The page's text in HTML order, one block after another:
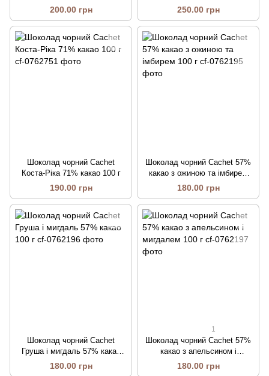
200.00 грн
100 г
250.00 грн
Шоколад чорний Cachet
Коста-Ріка 71% какао 100 г
190.00 грн
Шоколад чорний Cachet 57%
какао з ожиною та імбирем
100 г
180.00 грн
Шоколад чорний Cachet
Груша і мигдаль 57% какао
100 г
180.00 грн
1
Шоколад чорний Cachet 57%
какао з апельсином і
мигдалем 100 г
180.00 грн